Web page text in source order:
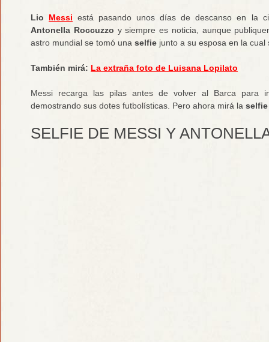
Lio Messi está pasando unos días de descanso en la
Antonella Roccuzzo y siempre es noticia, aunque
astro mundial se tomó una selfie junto a su esposa en la
También mirá: La extraña foto de Luisana Lopilato
Messi recarga las pilas antes de volver al Barca para
demostrando sus dotes futbolísticas. Pero ahora mirá la
SELFIE DE MESSI Y